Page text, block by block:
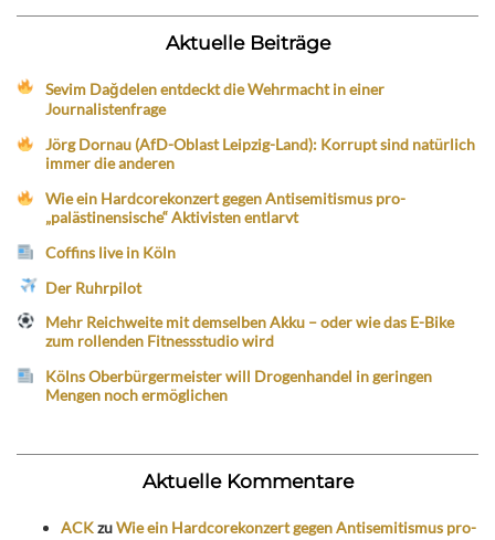
Aktuelle Beiträge
Sevim Dağdelen entdeckt die Wehrmacht in einer
Journalistenfrage
Jörg Dornau (AfD-Oblast Leipzig-Land): Korrupt sind natürlich
immer die anderen
Wie ein Hardcorekonzert gegen Antisemitismus pro-
„palästinensische“ Aktivisten entlarvt
Coffins live in Köln
Der Ruhrpilot
Mehr Reichweite mit demselben Akku – oder wie das E-Bike
zum rollenden Fitnessstudio wird
Kölns Oberbürgermeister will Drogenhandel in geringen
Mengen noch ermöglichen
Aktuelle Kommentare
ACKzuWie ein Hardcorekonzert gegen Antisemitismus pro-